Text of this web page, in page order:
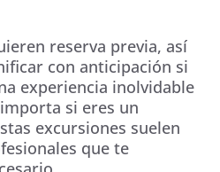
reserva previa, así
con anticipación si
experiencia inolvidable
si eres un
excursiones suelen
que te